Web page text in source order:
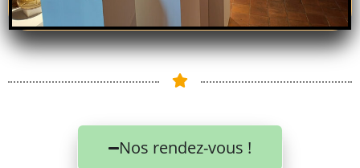
Nos rendez-vous !